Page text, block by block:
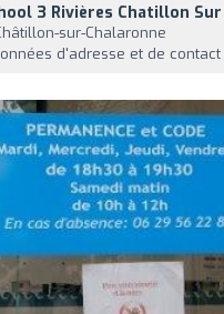
3 Rivières Chatillon
sur-Chalaronne
d'adresse et de contact